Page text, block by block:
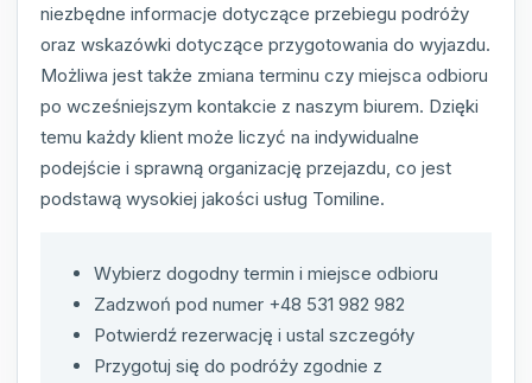
niezbędne informacje dotyczące przebiegu podróży
oraz wskazówki dotyczące przygotowania do wyjazdu.
Możliwa jest także zmiana terminu czy miejsca odbioru
po wcześniejszym kontakcie z naszym biurem. Dzięki
temu każdy klient może liczyć na indywidualne
podejście i sprawną organizację przejazdu, co jest
podstawą wysokiej jakości usług Tomiline.
Wybierz dogodny termin i miejsce odbioru
Zadzwoń pod numer +48 531 982 982
Potwierdź rezerwację i ustal szczegóły
Przygotuj się do podróży zgodnie z